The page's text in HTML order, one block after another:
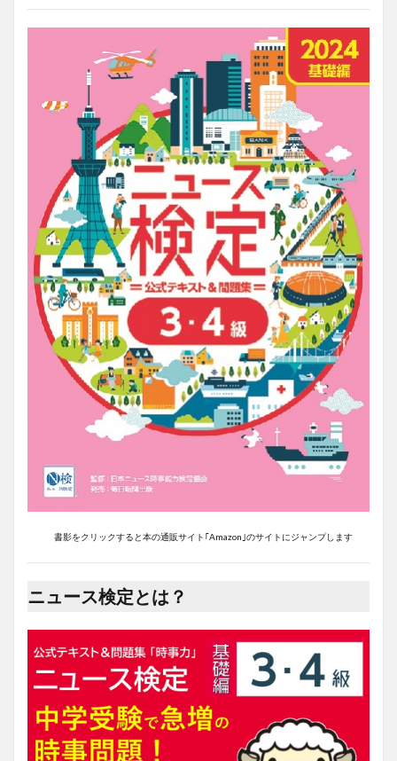
書影をクリックすると本の通販サイト｢Amazon｣のサイトにジャンプします
ニュース検定とは？